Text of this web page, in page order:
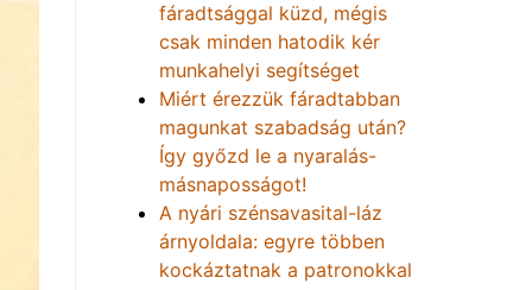
fáradtsággal küzd, mégis
csak minden hatodik kér
munkahelyi segítséget
Miért érezzük fáradtabban
magunkat szabadság után?
Így győzd le a nyaralás-
másnaposságot!
A nyári szénsavasital-láz
árnyoldala: egyre többen
kockáztatnak a patronokkal